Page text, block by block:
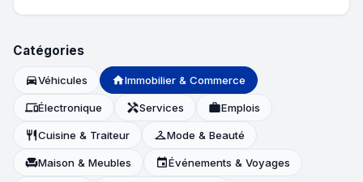
Catégories
directions_carVéhicules homeImmobilier & Commerce
devicesÉlectronique handymanServices workEmplois
restaurantCuisine & Traiteur checkroomMode & Beauté
chairMaison & Meubles eventÉvénements & Voyages